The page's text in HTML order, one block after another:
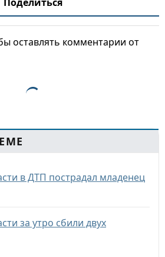
оставлять комментарии от
в ДТП пострадал младенец
за утро сбили двух